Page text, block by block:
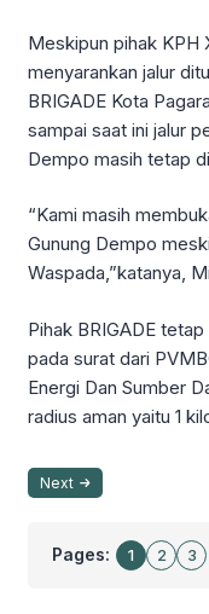
Meskipun pihak KPH
menyarankan jalur
BRIGADE Kota
sampai saat ini jalur
Dempo masih tetap
“Kami masih
Gunung Dempo
Waspada,”katanya,
Pihak BRIGADE
pada surat dari
Energi Dan Sumber
radius aman yaitu 1
Next
Pages: 1 2 3